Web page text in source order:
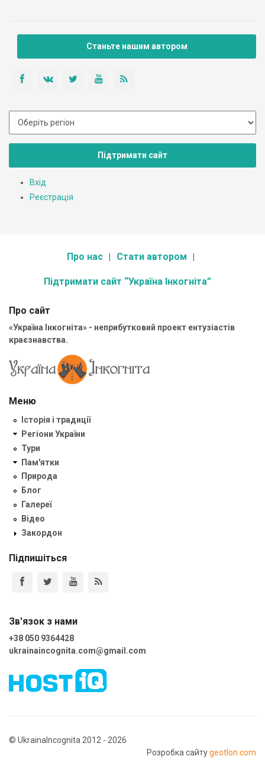
Станьте нашим автором
Підтримати сайт
Вхід
Реєстрація
Про нас Стати автором
Підтримати сайт “Україна Інкогніта”
Про сайт
«Україна Інкогніта» - неприбутковий проект ентузіастів
краєзнавства.
Меню
Історія і традиції
Регіони України
Тури
Пам'ятки
Природа
Блог
Галереї
Відео
Закордон
Підпишіться
Зв'язок з нами
+38 050 9364428
ukrainaincognita.com@gmail.com
© UkrainaIncognita 2012 - 2026
Розробка сайтуgeotlon.com